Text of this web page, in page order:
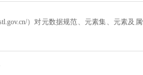
）对元数据规范、元素集、元素